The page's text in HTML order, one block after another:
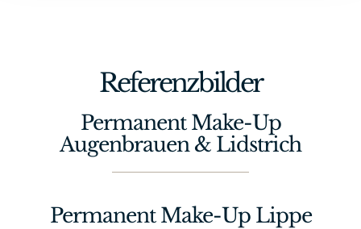
Referenzbilder
Permanent Make-Up
Augenbrauen & Lidstrich
Permanent Make-Up Lippe